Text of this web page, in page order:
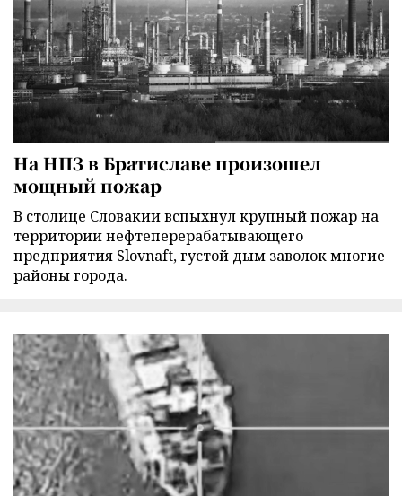
На НПЗ в Братиславе произошел
мощный пожар
В столице Словакии вспыхнул крупный пожар на
территории нефтеперерабатывающего
предприятия Slovnaft, густой дым заволок многие
районы города.